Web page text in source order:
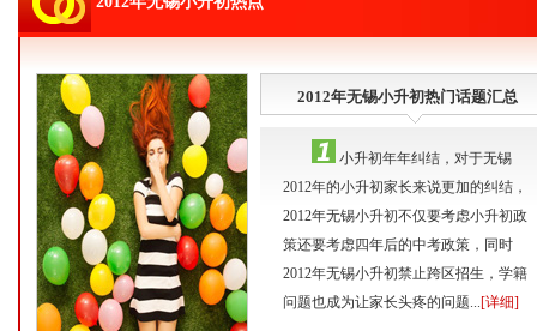
2012年无锡小升初热门话题汇总
小升初年年纠结，对于无锡
2012年的小升初家长来说更加的纠结，
2012年无锡小升初不仅要考虑小升初政
策还要考虑四年后的中考政策，同时
2012年无锡小升初禁止跨区招生，学籍
问题也成为让家长头疼的问题...[详细]